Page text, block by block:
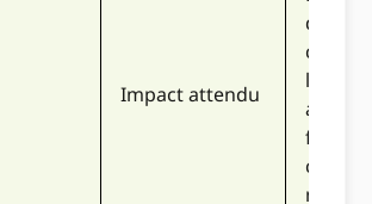
Impact attendu
décrit
fort,